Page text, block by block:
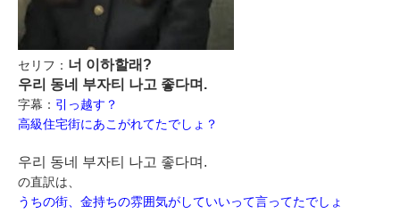
セリフ： 너 이하할래?
우리 동네 부자티 나고 좋다며.
字幕： 引っ越す？
高級住宅街にあこがれてたでしょ？
우리 동네 부자티 나고 좋다며.
の直訳は、
うちの街、金持ちの雰囲気がしていいって言ってたでしょ